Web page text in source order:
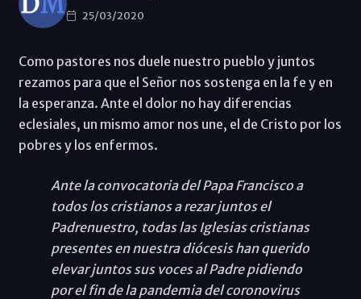
25/03/2020
Como pastores nos duele nuestro pueblo y juntos
rezamos para que el Señor nos sostenga en la fe y en
la esperanza. Ante el dolor no hay diferencias
eclesiales, un mismo amor nos une, el de Cristo por los
pobres y los enfermos.
Ante la convocatoria del Papa Francisco a
todos los cristianos a rezar juntos el
Padrenuestro, todas las Iglesias cristianas
presentes en nuestra diócesis han querido
elevar juntos sus voces al Padre pidiendo
por el fin de la pandemia del coronovirus